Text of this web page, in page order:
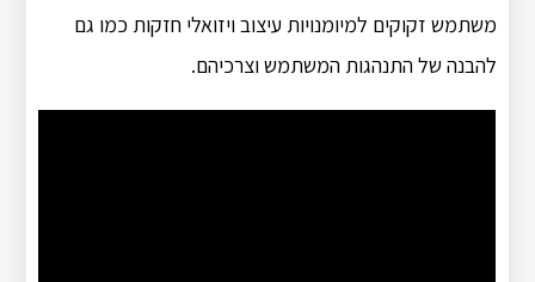
משתמש זקוקים למיומנויות עיצוב ויזואלי חזקות כמו גם
להבנה של התנהגות המשתמש וצרכיהם.